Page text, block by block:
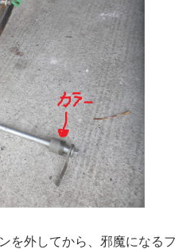
を外してから、邪魔になるフ